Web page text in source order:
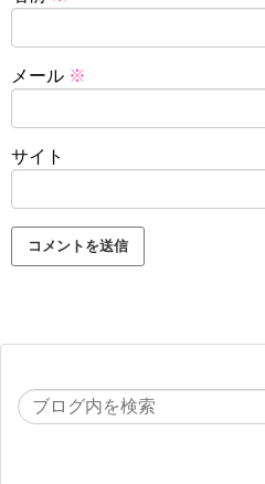
メール ※
サイト